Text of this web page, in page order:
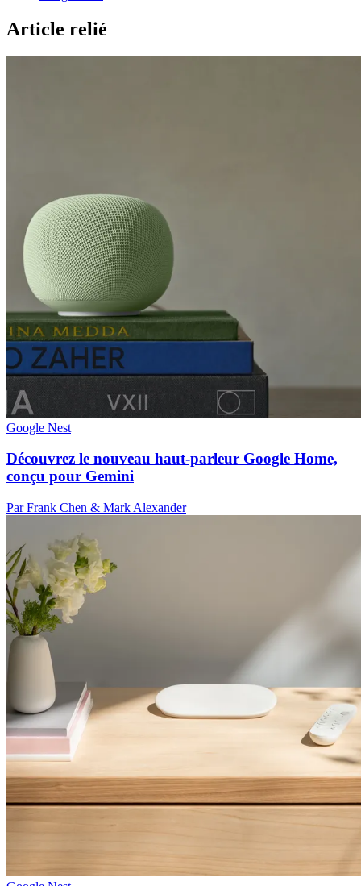
Article relié
Google Nest
Découvrez le nouveau haut-parleur Google Home,
conçu pour Gemini
Par Frank Chen & Mark Alexander